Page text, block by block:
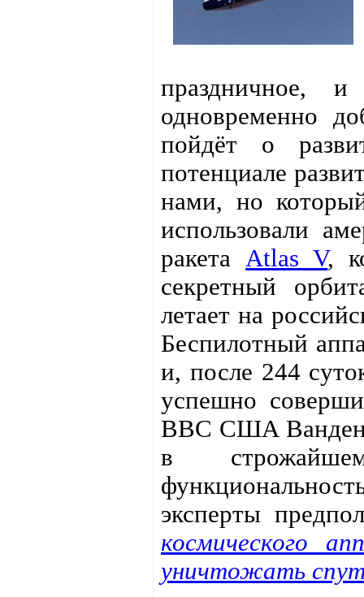
праздничное,
одновременно
пойдёт о
потенциале
нами, но
использовали
ракетаAtlas V,
секретный
летает на
Беспилотный
и, после 244
успешно
ВВС США
в
эксперты
космического
уничтожать